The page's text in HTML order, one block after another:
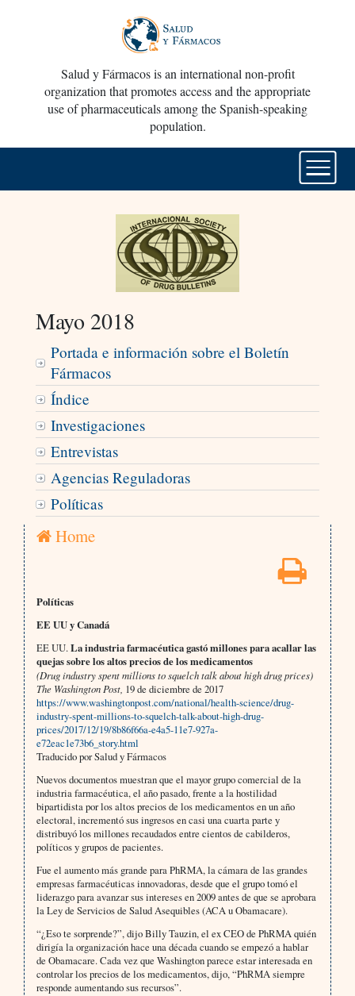
Salud y Fármacos is an international non-profit
organization that promotes access and the appropriate
use of pharmaceuticals among the Spanish-speaking
population.
Mayo 2018
Portada e información sobre el Boletín
Fármacos
Índice
Investigaciones
Entrevistas
Agencias Reguladoras
Políticas
Home
Políticas
EE UU y Canadá
EE UU.La industria farmacéutica gastó millones para acallar las
quejas sobre los altos precios de los medicamentos
(Drug industry spent millions to squelch talk about high drug prices)
The Washington Post, 19 de diciembre de 2017
https://www.washingtonpost.com/national/health-science/drug-
industry-spent-millions-to-squelch-talk-about-high-drug-
prices/2017/12/19/8b86f66a-e4a5-11e7-927a-
e72eac1e73b6_story.html
Traducido por Salud y Fármacos
Nuevos documentos muestran que el mayor grupo comercial de la
industria farmacéutica, el año pasado, frente a la hostilidad
bipartidista por los altos precios de los medicamentos en un año
electoral, incrementó sus ingresos en casi una cuarta parte y
distribuyó los millones recaudados entre cientos de cabilderos,
políticos y grupos de pacientes.
Fue el aumento más grande para PhRMA, la cámara de las grandes
empresas farmacéuticas innovadoras, desde que el grupo tomó el
liderazgo para avanzar sus intereses en 2009 antes de que se aprobara
la Ley de Servicios de Salud Asequibles (ACA u Obamacare).
“¿Eso te sorprende?”, dijo Billy Tauzin, el ex CEO de PhRMA quién
dirigía la organización hace una década cuando se empezó a hablar
de Obamacare. Cada vez que Washington parece estar interesada en
controlar los precios de los medicamentos, dijo, “PhRMA siempre
responde aumentando sus recursos”.